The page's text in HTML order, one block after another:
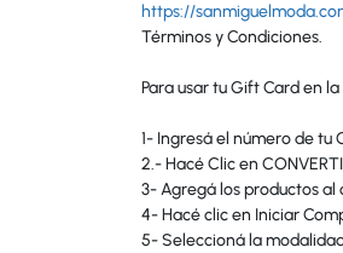
https://
Términos y Condiciones.
Para usar tu Gift Card en
1- Ingresá el número de tu
2.- Hacé Clic en
3- Agregá los productos al
4- Hacé clic en Iniciar
5- Seleccioná la